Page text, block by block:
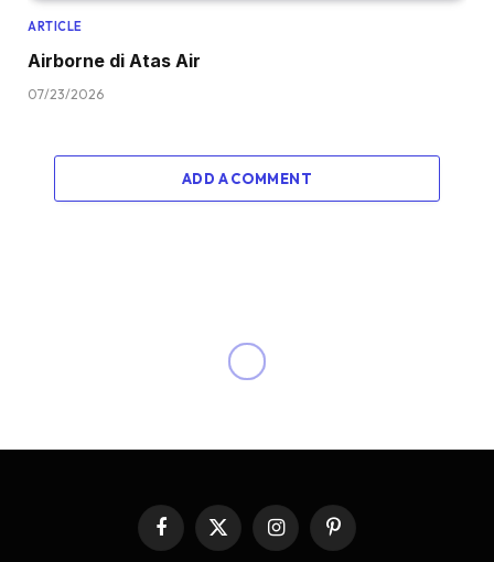
ARTICLE
Airborne di Atas Air
07/23/2026
ADD A COMMENT
Facebook
X
InstagramPinterest